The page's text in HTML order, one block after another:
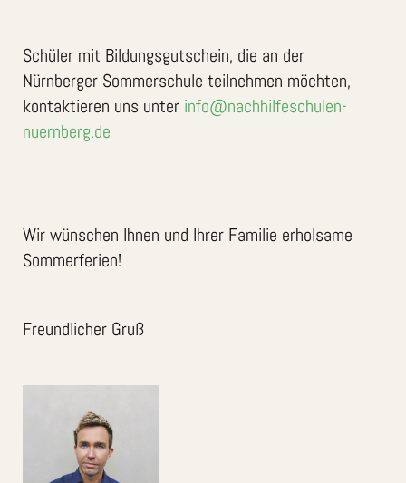
Schüler mit Bildungsgutschein, die an der
Nürnberger Sommerschule teilnehmen möchten,
kontaktieren uns unter info@nachhilfeschulen-
nuernberg.de
Wir wünschen Ihnen und Ihrer Familie erholsame
Sommerferien!
Freundlicher Gruß